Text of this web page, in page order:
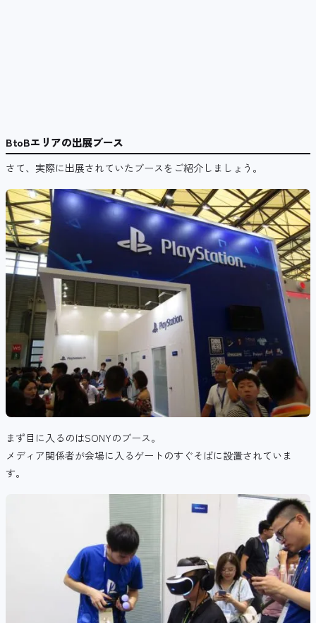
BtoBエリアの出展ブース
さて、実際に出展されていたブースをご紹介しましょう。
まず目に入るのはSONYのブース。
メディア関係者が会場に入るゲートのすぐそばに設置されていま
す。